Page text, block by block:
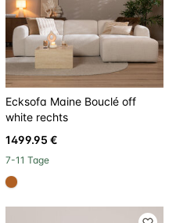
Ecksofa Maine Bouclé off
white rechts
1499.95 €
7-11 Tage
#b06023